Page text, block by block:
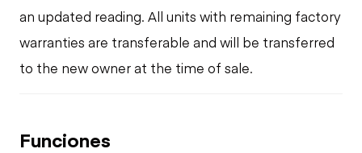
an updated reading. All units with remaining factory
warranties are transferable and will be transferred
to the new owner at the time of sale.
Funciones